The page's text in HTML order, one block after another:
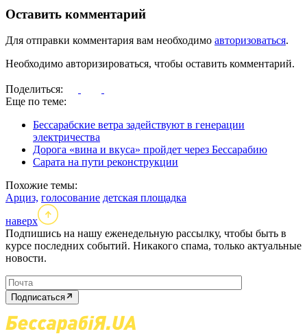
Оставить комментарий
Для отправки комментария вам необходимо авторизоваться.
Необходимо авторизироваться, чтобы оставить комментарий.
Поделиться:
Еще по теме:
Бессарабские ветра задействуют в генерации
электричества
Дорога «вина и вкуса» пройдет через Бессарабию
Сарата на пути реконструкции
Похожие темы:
Арциз, голосование детская площадка
наверх
Подпишись на нашу еженедельную рассылку, чтобы быть в
курсе последних событий. Никакого спама, только актуальные
новости.
Подписаться